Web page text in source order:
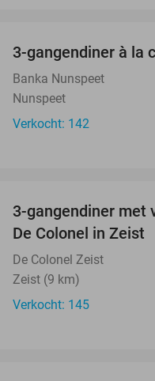
3-gangendiner à la
Banka Nunspeet
Nunspeet
Verkocht: 142
3-gangendiner met
De Colonel in Zeist
De Colonel Zeist
Zeist (9 km)
Verkocht: 145